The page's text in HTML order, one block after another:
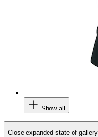
Show all
Close expanded state of gallery